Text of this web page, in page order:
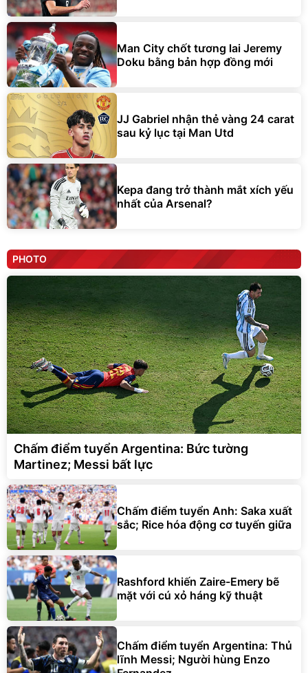
Man City chốt tương lai Jeremy
Doku bằng bản hợp đồng mới
JJ Gabriel nhận thẻ vàng 24 carat
sau kỷ lục tại Man Utd
Kepa đang trở thành mắt xích yếu
nhất của Arsenal?
PHOTO
Chấm điểm tuyển Argentina: Bức tường
Martinez; Messi bất lực
Chấm điểm tuyển Anh: Saka xuất
sắc; Rice hóa động cơ tuyến giữa
Rashford khiến Zaire-Emery bẽ
mặt với cú xỏ háng kỹ thuật
Chấm điểm tuyển Argentina: Thủ
lĩnh Messi; Người hùng Enzo